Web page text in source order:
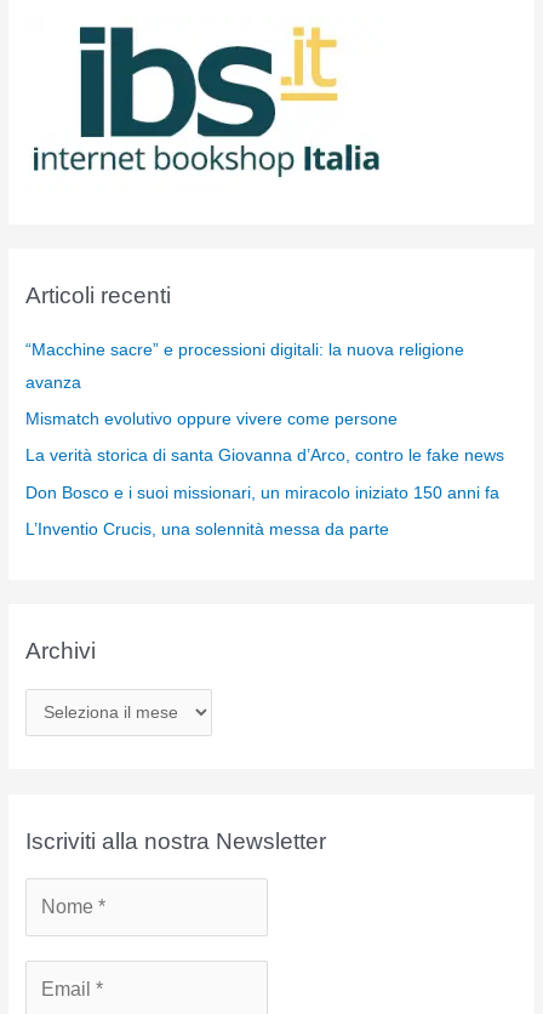
Articoli recenti
“Macchine sacre” e processioni digitali: la nuova religione
avanza
Mismatch evolutivo oppure vivere come persone
La verità storica di santa Giovanna d’Arco, contro le fake news
Don Bosco e i suoi missionari, un miracolo iniziato 150 anni fa
L’Inventio Crucis, una solennità messa da parte
Archivi
r
iIscriviti alla nostra Newsletter